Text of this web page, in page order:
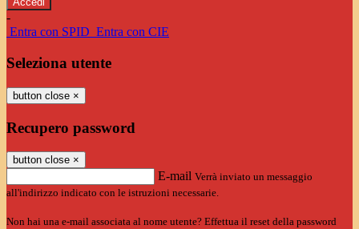
-
Entra con SPID Entra con CIE
Seleziona utente
button close ×
Recupero password
button close ×
E-mail Verrà inviato un messaggio
all'indirizzo indicato con le istruzioni necessarie.
Non hai una e-mail associata al nome utente? Effettua il reset della password